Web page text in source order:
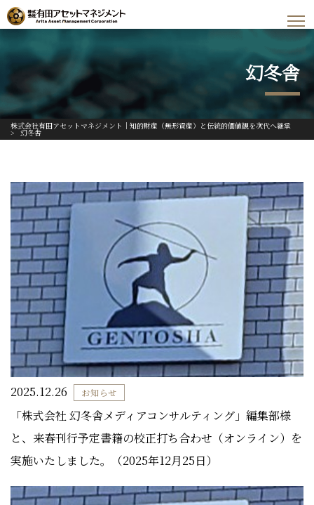
幻冬舎
株式会社有田アセットマネジメント｜知的財産（無形資産）と伝統的価値観を次代へ継承
> 幻冬舎
2025.12.26 お知らせ
「株式会社 幻冬舎メディアコンサルティング」編集部様
と、来春刊行予定書籍の校正打ち合わせ（オンライン）を
実施いたしました。（2025年12月25日）